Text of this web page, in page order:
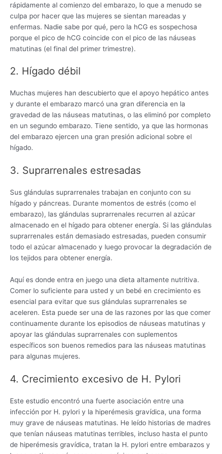
rápidamente al comienzo del embarazo, lo que a menudo se
culpa por hacer que las mujeres se sientan mareadas y
enfermas. Nadie sabe por qué, pero la hCG es sospechosa
porque el pico de hCG coincide con el pico de las náuseas
matutinas (el final del primer trimestre).
2. Hígado débil
Muchas mujeres han descubierto que el apoyo hepático antes
y durante el embarazo marcó una gran diferencia en la
gravedad de las náuseas matutinas, o las eliminó por completo
en un segundo embarazo. Tiene sentido, ya que las hormonas
del embarazo ejercen una gran presión adicional sobre el
hígado.
3. Suprarrenales estresadas
Sus glándulas suprarrenales trabajan en conjunto con su
hígado y páncreas. Durante momentos de estrés (como el
embarazo), las glándulas suprarrenales recurren al azúcar
almacenado en el hígado para obtener energía. Si las glándulas
suprarrenales están demasiado estresadas, pueden consumir
todo el azúcar almacenado y luego provocar la degradación de
los tejidos para obtener energía.
Aquí es donde entra en juego una dieta altamente nutritiva.
Comer lo suficiente para usted y un bebé en crecimiento es
esencial para evitar que sus glándulas suprarrenales se
aceleren. Esta puede ser una de las razones por las que comer
continuamente durante los episodios de náuseas matutinas y
apoyar las glándulas suprarrenales con suplementos
específicos son buenos remedios para las náuseas matutinas
para algunas mujeres.
4. Crecimiento excesivo de H. Pylori
Este estudio encontró una fuerte asociación entre una
infección por H. pylori y la hiperémesis gravídica, una forma
muy grave de náuseas matutinas. He leído historias de madres
que tenían náuseas matutinas terribles, incluso hasta el punto
de hiperémesis gravídica, tratan la H. pylori entre embarazos y